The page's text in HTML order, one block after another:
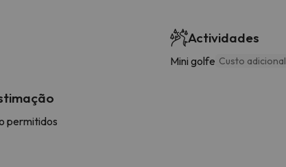
permitidos
Actividades
Mini golfe Custo adicional